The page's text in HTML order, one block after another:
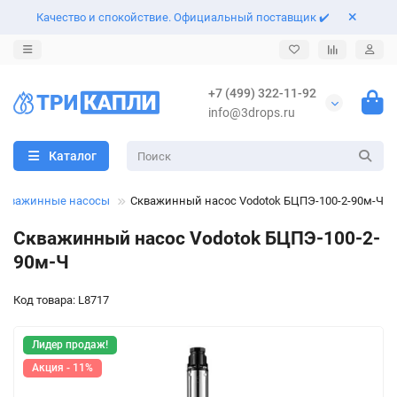
Качество и спокойствие. Официальный поставщик ✔️
+7 (499) 322-11-92
info@3drops.ru
Поверхностные насосы
Насосные станции
Центробежные насосы
Многоступенчатые насосы
Насосы для повышения давления
Линейные насосы IN-LINE
Канализационные и сантехнические насосы
Погружные насосы
Скважинные насосы
Колодезные насосы
Фекальные насосы
Дренажные насосы
Комплектующие к насосам
Автоматические трубные муфты
Штуцеры и обратные клапана
Автоматика для насосов
Фильтры для воды
Оголовки для скважин
Шланги
Каталог
насосы Скважинный насос Vodotok БЦПЭ-100-2-90м-Ч
Скважинный насос Vodotok БЦПЭ-100-2-
90м-Ч
Код товара: L8717
Лидер продаж!
Акция - 11%